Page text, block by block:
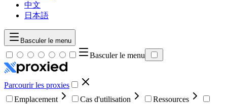
中文
日本語
Basculer le menu
Basculer le menu
Parcourir les proxies
Emplacement
Cas d'utilisation
Ressources